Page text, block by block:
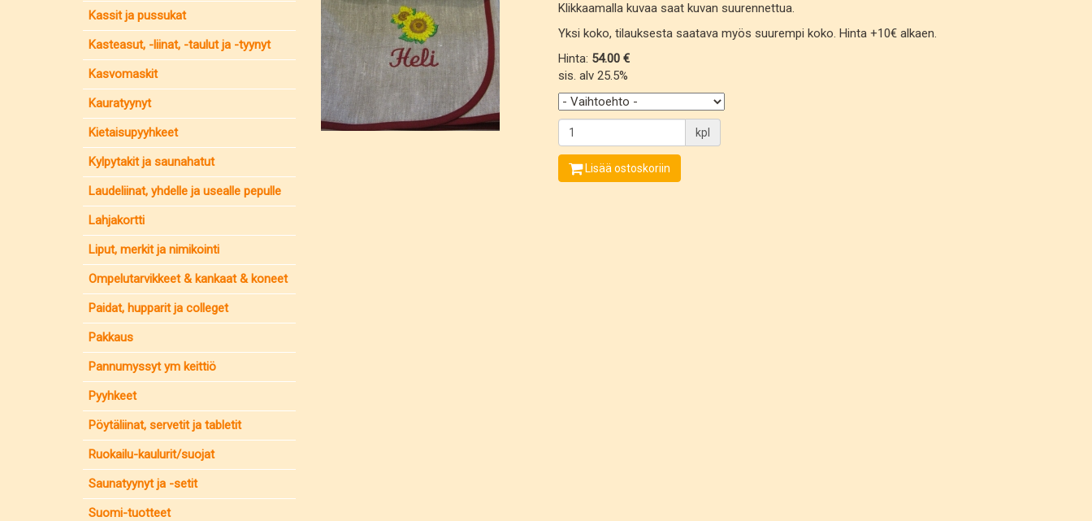
Kassit ja pussukat
Kasteasut, -liinat, -taulut ja -tyynyt
Kasvomaskit
Kauratyynyt
Kietaisupyyhkeet
Kylpytakit ja saunahatut
Laudeliinat, yhdelle ja usealle pepulle
Lahjakortti
Liput, merkit ja nimikointi
Ompelutarvikkeet & kankaat & koneet
Paidat, hupparit ja colleget
Pakkaus
Pannumyssyt ym keittiö
Pyyhkeet
Pöytäliinat, servetit ja tabletit
Ruokailu-kaulurit/suojat
Saunatyynyt ja -setit
Suomi-tuotteet
Klikkaamalla kuvaa saat kuvan suurennettua.
Yksi koko, tilauksesta saatava myös suurempi koko. Hinta +10€ alkaen.
Hinta: 54.00 €
sis. alv 25.5%
kpl
Lisää ostoskoriin